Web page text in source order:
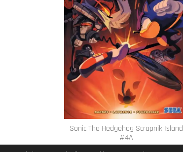
Sonic The Hedgehog Scrapnik Island
#4A